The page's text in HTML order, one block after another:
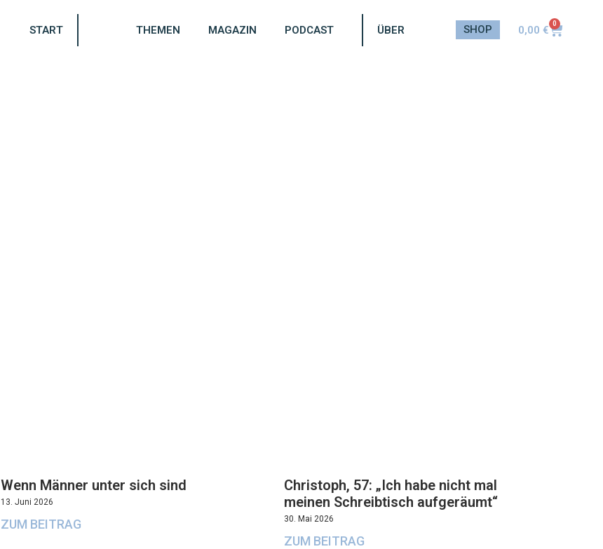
START THEMEN MAGAZIN PODCAST ÜBER SHOP 0,00€ 0
Wenn Männer unter sich sind
13. Juni 2026
ZUM BEITRAG
Christoph, 57: „Ich habe nicht mal
meinen Schreibtisch aufgeräumt“
30. Mai 2026
ZUM BEITRAG